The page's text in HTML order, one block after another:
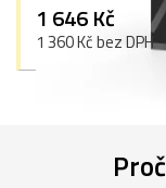
1 646 Kč
1 360 Kč bez DPH
Proč